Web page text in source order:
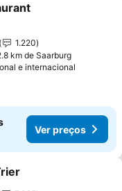
aos favoritos
1.220
km de Saarburg
e internacional
Ver preços
aos favoritos